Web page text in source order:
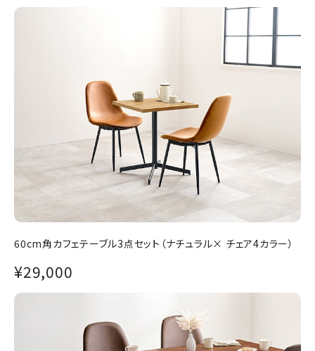
60cm角カフェテーブル3点セット（ナチュラル× チェア4カラー）
¥29,000